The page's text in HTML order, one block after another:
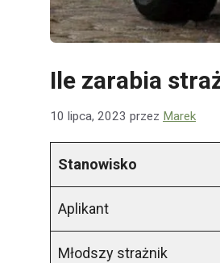
Ile zarabia
10 lipca, 2023 przez Marek
Stanowisko
Aplikant
Młodszy strażnik